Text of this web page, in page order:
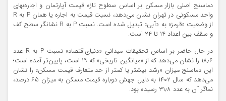
دماسنج اصلی بازار مسکن بر اساس سطوح تازه قیمت آپارتمان و اجاره‌‌‌‌‌‌‌‌‌بهای
واحد مسکونی در تهران نشان می‌دهد، نسبت قیمت به اجاره یا همان P به R
از وضعیت «قرمز» به «آبی» تبدیل شده است. نسبت P به R نشانگر سطح کف
و سقف بین اعداد ۱۴ تا ۲۴ است.
در حال حاضر بر اساس تحقیقات میدانی «دنیای‌اقتصاد» نسبت P به R عدد
۱۸٫۶ را نشان می‌دهد که از «میانگین تاریخی» که ۱۹ است، پایین‌‌‌تر آمده است؛
این دماسنج میزان «رشد بیشتر یا کمتر از حد متعارف قیمت مسکن» را نشان
می‌دهد که سال ۱۴۰۲ به دلیل جهش دوباره قیمت مسکن به میزان ۶۵ درصد،
نماگر آن به عدد ۳۱٫۸ رسیده بود.